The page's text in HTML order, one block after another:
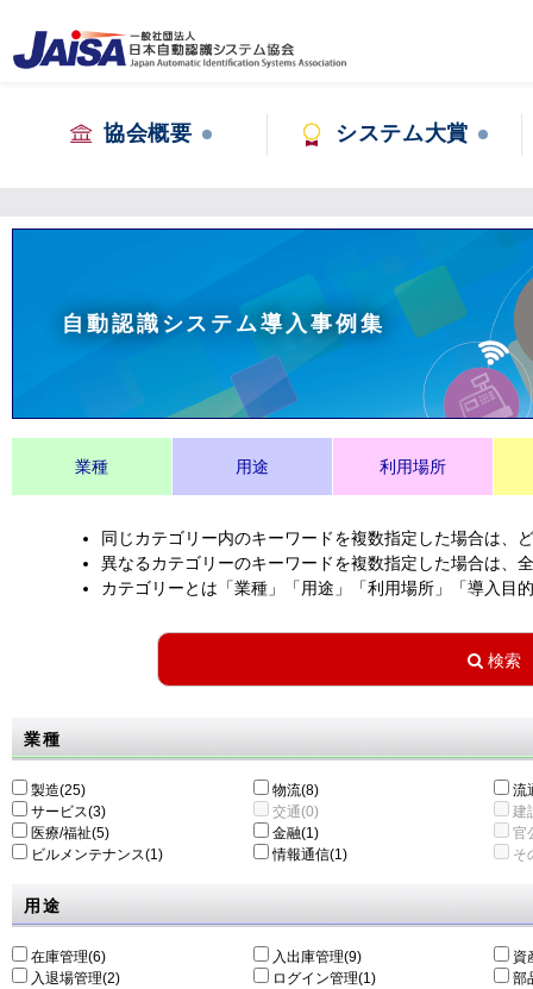
協会概要 システム大賞
自動認識システム導入事例集
業種 用途 利用場所
同じカテゴリー内のキーワードを複数指定した場合は、
異なるカテゴリーのキーワードを複数指定した場合は、
カテゴリーとは「業種」「用途」「利用場所」「導入目
業種
製造(25) 物流(8)
流
サービス(3)
交通(0)
建
医療/福祉(5)
金融(1)
官
ビルメンテナンス(1)
情報通信(1) そ
用途
在庫管理(6) 入出庫管理(9)
資
入退場管理(2)
ログイン管理(1)
部